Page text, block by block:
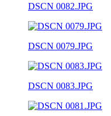
DSCN 0082.JPG
DSCN 0079.JPG
DSCN 0083.JPG